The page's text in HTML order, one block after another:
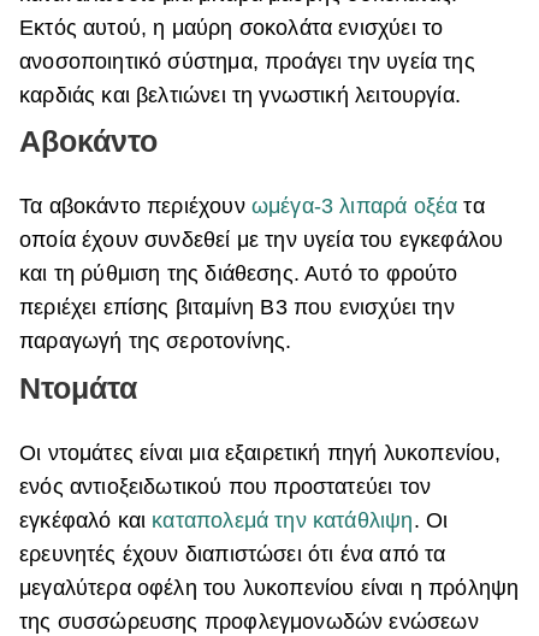
Εκτός αυτού, η μαύρη σοκολάτα ενισχύει το
ανοσοποιητικό σύστημα, προάγει την υγεία της
καρδιάς και βελτιώνει τη γνωστική λειτουργία.
Αβοκάντο
Τα αβοκάντο περιέχουν ωμέγα-3 λιπαρά οξέα τα
οποία έχουν συνδεθεί με την υγεία του εγκεφάλου
και τη ρύθμιση της διάθεσης. Αυτό το φρούτο
περιέχει επίσης βιταμίνη Β3 που ενισχύει την
παραγωγή της σεροτονίνης.
Ντομάτα
Οι ντομάτες είναι μια εξαιρετική πηγή λυκοπενίου,
ενός αντιοξειδωτικού που προστατεύει τον
εγκέφαλό και καταπολεμά την κατάθλιψη. Οι
ερευνητές έχουν διαπιστώσει ότι ένα από τα
μεγαλύτερα οφέλη του λυκοπενίου είναι η πρόληψη
της συσσώρευσης προφλεγμονωδών ενώσεων